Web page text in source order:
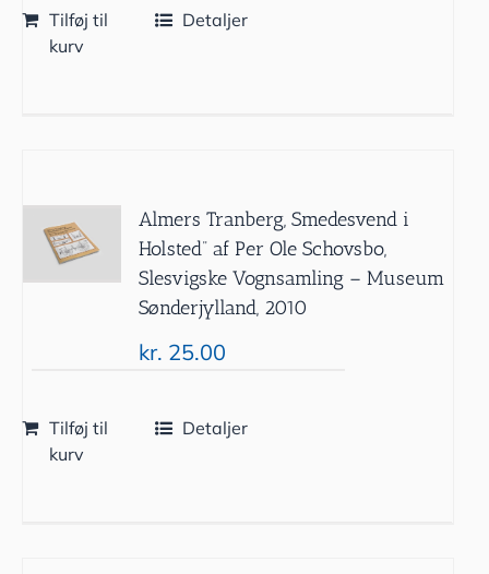
Tilføj til
kurv
Detaljer
Almers Tranberg, Smedesvend i
Holsted” af Per Ole Schovsbo,
Slesvigske Vognsamling – Museum
Sønderjylland, 2010
kr. 25.00
Tilføj til
kurv
Detaljer